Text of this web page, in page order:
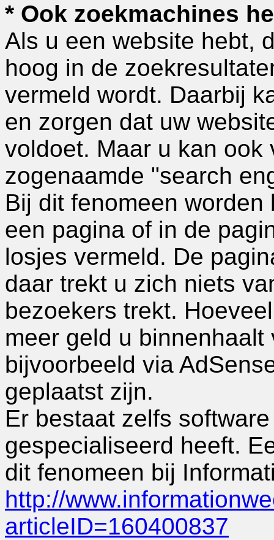
* Ook zoekmachines
Als u een website hebt,
hoog in de
vermeld wordt. Daarbij
en zorgen dat uw
voldoet. Maar u kan ook
zogenaamde "search
Bij dit fenomeen
een pagina of in de
losjes vermeld. De
daar trekt u zich niets
bezoekers trekt.
meer geld u
bijvoorbeeld via
geplaatst zijn.
Er bestaat zelfs
gespecialiseerd heeft.
dit fenomeen bij
http://
articleID=160400837